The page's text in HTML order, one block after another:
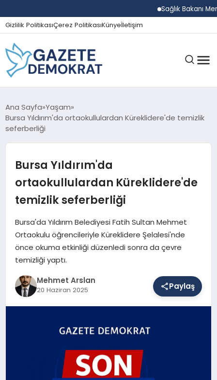
Sağlık Bakanı
Gizlilik PolitikasıÇerez PolitikasıKünyeİletişim
GÜNDEM
EKONOMI
SPOR
SAĞLIK
EĞITIM
Ana Sayfa Yaşam
Bursa Yıldırım'da ortaokullulardan Küreklidere'de temizlik
seferberliği
Bursa Yıldırım'da
ortaokullulardan Küreklidere'de
temizlik seferberliği
Bursa'da Yıldırım Belediyesi Fatih Sultan Mehmet
Ortaokulu öğrencileriyle Küreklidere Şelalesi'nde
önce okuma etkinliği düzenledi sonra da çevre
temizliği yaptı.
Mehmet Arslan
20 Haziran 2025 Paylaş